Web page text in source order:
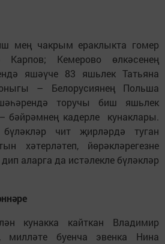
мең чакрым ераклыкта гомер
Карпов; Кемерово өлкәсенең
яшәүче 83 яшьлек Татьяна
– Белорусиянең Польша
торучы биш яшьлек
бәйрәмнең кадерле кунаклары.
чит җирләрдә туган
хәтерләтеп, йөрәкләрегезне
аларга да истәлекле бүләкләр
кунакка кайткан Владимир
милләте буенча эвенка Нина